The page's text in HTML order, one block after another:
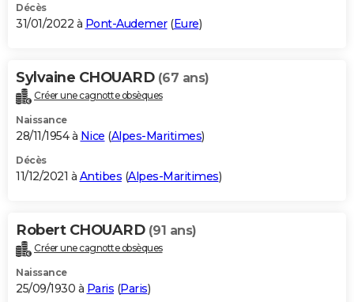
Décès
31/01/2022 à Pont-Audemer(Eure)
Sylvaine CHOUARD (67 ans)
Créer une cagnotte obsèques
Naissance
28/11/1954 à Nice (Alpes-Maritimes)
Décès
11/12/2021 à Antibes (Alpes-Maritimes)
Robert CHOUARD (91 ans)
Créer une cagnotte obsèques
Naissance
25/09/1930 à Paris (Paris)